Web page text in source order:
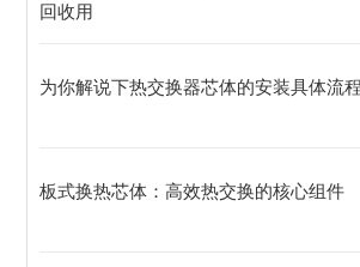
回收用
为你解说下热交换器芯体的安装具体流程
板式换热芯体：高效热交换的核心组件